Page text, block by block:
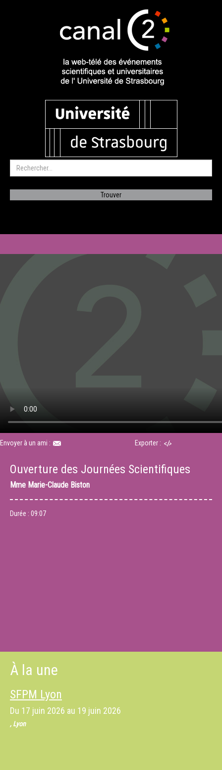
Envoyer à un ami : Exporter :
Ouverture des Journées Scientifiques
Mme Marie-Claude Biston
Durée : 09:07
À la une
SFPM Lyon
Du 17 juin 2026 au 19 juin 2026
, Lyon